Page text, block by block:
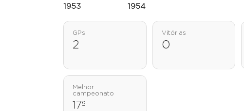
1953 1954
GPs
2
Vitórias
0
Melhor
campeonato
17º